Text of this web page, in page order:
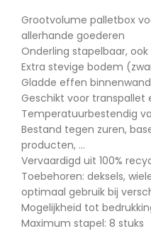
Grootvolume palletbox
allerhande goederen
Onderling stapelbaar,
Extra stevige bodem
Gladde effen
Geschikt voor transpallet
Temperatuurbestendig
Bestand tegen zuren,
producten, …
Vervaardigd uit 100%
Toebehoren: deksels,
optimaal gebruik bij
Mogelijkheid tot
Maximum stapel: 8 stuks